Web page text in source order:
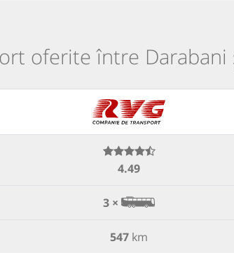
oferite între
4.49
3 ×
547 km